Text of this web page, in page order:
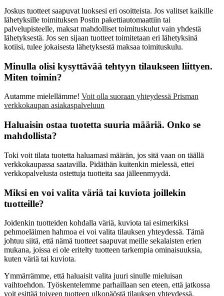
Joskus tuotteet saapuvat luoksesi eri osoitteista. Jos valitset kaikille
lähetyksille toimituksen Postin pakettiautomaattiin tai
palvelupisteelle, maksat mahdolliset toimituskulut vain yhdestä
lähetyksestä. Jos sen sijaan tuotteet toimitetaan eri lähetyksinä
kotiisi, tulee jokaisesta lähetyksestä maksaa toimituskulu.
Minulla olisi kysyttävää tehtyyn tilaukseen liittyen.
Miten toimin?
Autamme mielellämme! Voit olla suoraan yhteydessä Prisman
verkkokaupan asiakaspalveluun
Haluaisin ostaa tuotetta suuria määriä. Onko se
mahdollista?
Toki voit tilata tuotetta haluamasi määrän, jos sitä vaan on täällä
verkkokaupassa saatavilla. Pidäthän kuitenkin mielessä, ettei
verkkopalvelusta ostettuja tuotteita saa jälleenmyydä.
Miksi en voi valita väriä tai kuviota joillekin
tuotteille?
Joidenkin tuotteiden kohdalla väriä, kuviota tai esimerkiksi
pehmoeläimen hahmoa ei voi valita tilauksen yhteydessä. Tämä
johtuu siitä, että nämä tuotteet saapuvat meille sekalaisten erien
mukana, joissa ei ole eritelty tuotteen tarkempia ominaisuuksia,
kuten väriä tai kuviota.
Ymmärrämme, että haluaisit valita juuri sinulle mieluisan
vaihtoehdon. Työskentelemme parhaillaan sen eteen, että jatkossa
voit esittää toiveen tuotteen ulkonäöstä tilauksen yhteydessä.